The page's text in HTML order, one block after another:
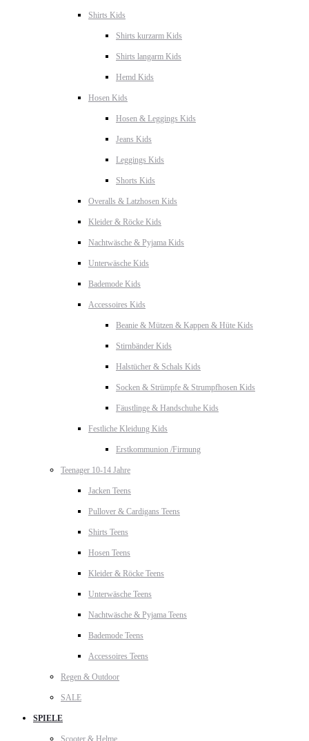
Shirts Kids
Shirts kurzarm Kids
Shirts langarm Kids
Hemd Kids
Hosen Kids
Hosen & Leggings Kids
Jeans Kids
Leggings Kids
Shorts Kids
Overalls & Latzhosen Kids
Kleider & Röcke Kids
Nachtwäsche & Pyjama Kids
Unterwäsche Kids
Bademode Kids
Accessoires Kids
Beanie & Mützen & Kappen & Hüte Kids
Stirnbänder Kids
Halstücher & Schals Kids
Socken & Strümpfe & Strumpfhosen Kids
Fäustlinge & Handschuhe Kids
Festliche Kleidung Kids
Erstkommunion /Firmung
Teenager 10-14 Jahre
Jacken Teens
Pullover & Cardigans Teens
Shirts Teens
Hosen Teens
Kleider & Röcke Teens
Unterwäsche Teens
Nachtwäsche & Pyjama Teens
Bademode Teens
Accessoires Teens
Regen & Outdoor
SALE
SPIELE
Scooter & Helme